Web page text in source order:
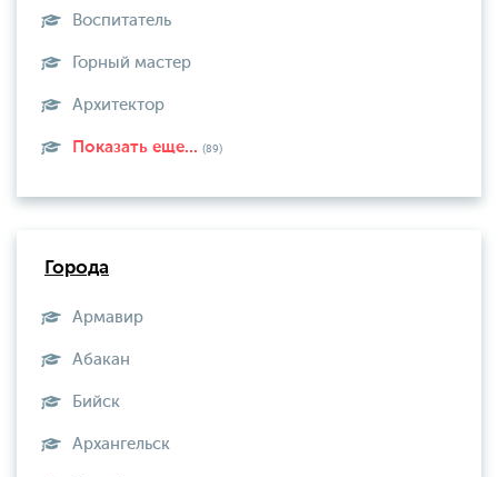
Воспитатель
Горный мастер
Архитектор
Показать еще... (89)
Города
Армавир
Абакан
Бийск
Архангельск